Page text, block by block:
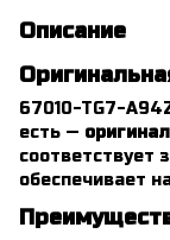
Описание
67010-TG7-
есть — оригинал
соответствует
обеспечивает